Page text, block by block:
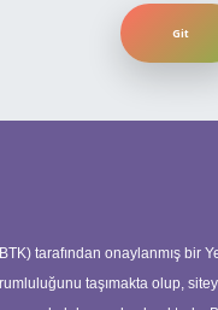
tarafından onaylanmış bir
taşımakta olup,